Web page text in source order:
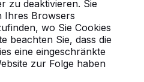
zu deaktivieren. Sie
Ihres Browsers
wo Sie Cookies
beachten Sie, dass die
eine eingeschränkte
zur Folge haben
in:Florstadt